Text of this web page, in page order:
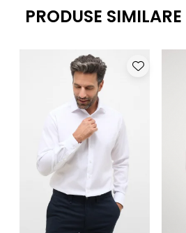
PRODUSE SIMILARE